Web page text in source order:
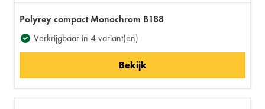
Polyrey compact Monochrom B188
Verkrijgbaar in 4 variant(en)
Bekijk